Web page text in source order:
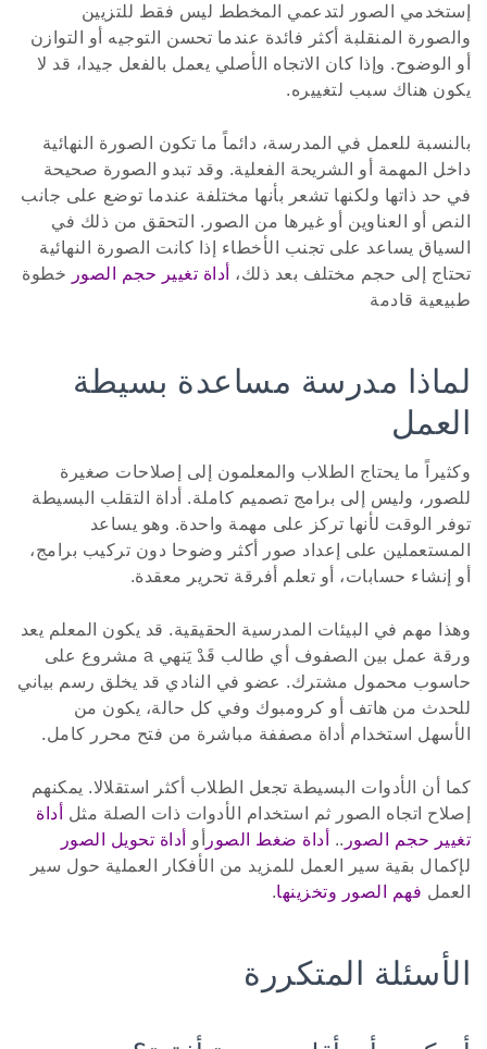
إستخدمي الصور لتدعمي المخطط ليس فقط للتزيين
والصورة المنقلبة أكثر فائدة عندما تحسن التوجيه أو التوازن
أو الوضوح. وإذا كان الاتجاه الأصلي يعمل بالفعل جيدا، قد لا
يكون هناك سبب لتغييره.
بالنسبة للعمل في المدرسة، دائماً ما تكون الصورة النهائية
داخل المهمة أو الشريحة الفعلية. وقد تبدو الصورة صحيحة
في حد ذاتها ولكنها تشعر بأنها مختلفة عندما توضع على جانب
النص أو العناوين أو غيرها من الصور. التحقق من ذلك في
السياق يساعد على تجنب الأخطاء إذا كانت الصورة النهائية
تحتاج إلى حجم مختلف بعد ذلك، أداة تغيير حجم الصور
خطوة
طبيعية قادمة
لماذا مدرسة مساعدة بسيطة
العمل
وكثيراً ما يحتاج الطلاب والمعلمون إلى إصلاحات صغيرة
للصور، وليس إلى برامج تصميم كاملة. أداة التقلب البسيطة
توفر الوقت لأنها تركز على مهمة واحدة. وهو يساعد
المستعملين على إعداد صور أكثر وضوحا دون تركيب برامج،
أو إنشاء حسابات، أو تعلم أفرقة تحرير معقدة.
وهذا مهم في البيئات المدرسية الحقيقية. قد يكون المعلم يعد
ورقة عمل بين الصفوف أي طالب قَدْ يَنهي a مشروع على
حاسوب محمول مشترك. عضو في النادي قد يخلق رسم بياني
للحدث من هاتف أو كرومبوك وفي كل حالة، يكون من
الأسهل استخدام أداة مصففة مباشرة من فتح محرر كامل.
كما أن الأدوات البسيطة تجعل الطلاب أكثر استقلالا. يمكنهم
إصلاح اتجاه الصور ثم استخدام الأدوات ذات الصلة مثل
أداة
تغيير حجم الصور .. أداة ضغط الصور أو أداة تحويل الصور
لإكمال بقية سير العمل للمزيد من الأفكار العملية حول سير
العمل فهم الصور وتخزينها.
الأسئلة المتكررة